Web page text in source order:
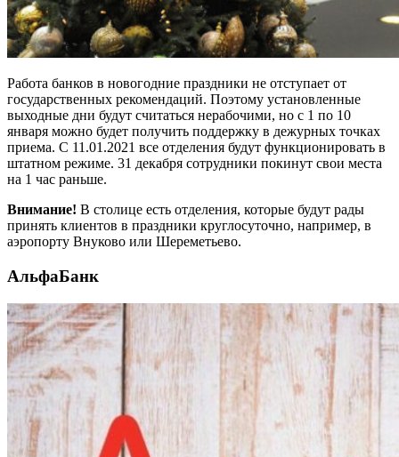
Работа банков в новогодние праздники не отступает от
государственных рекомендаций. Поэтому установленные
выходные дни будут считаться нерабочими, но с 1 по 10
января можно будет получить поддержку в дежурных точках
приема. С 11.01.2021 все отделения будут функционировать в
штатном режиме. 31 декабря сотрудники покинут свои места
на 1 час раньше.
Внимание! В столице есть отделения, которые будут рады
принять клиентов в праздники круглосуточно, например, в
аэропорту Внуково или Шереметьево.
АльфаБанк